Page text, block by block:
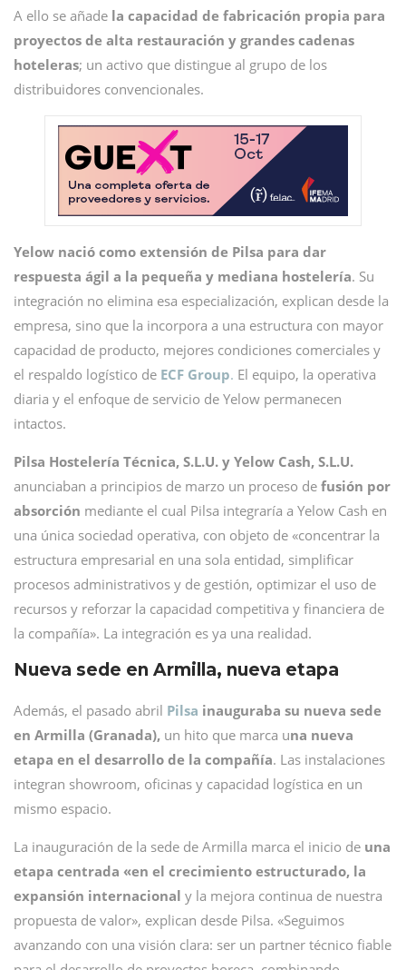
A ello se añade la capacidad de fabricación propia para
proyectos de alta restauración y grandes cadenas
hoteleras; un activo que distingue al grupo de los
distribuidores convencionales.
Yelow nació como extensión de Pilsa para dar
respuesta ágil a la pequeña y mediana hostelería. Su
integración no elimina esa especialización, explican desde la
empresa, sino que la incorpora a una estructura con mayor
capacidad de producto, mejores condiciones comerciales y
el respaldo logístico de ECF Group. El equipo, la operativa
diaria y el enfoque de servicio de Yelow permanecen
intactos.
Pilsa Hostelería Técnica, S.L.U. y Yelow Cash, S.L.U.
anunciaban a principios de marzo un proceso de fusión por
absorción mediante el cual Pilsa integraría a Yelow Cash en
una única sociedad operativa, con objeto de «concentrar la
estructura empresarial en una sola entidad, simplificar
procesos administrativos y de gestión, optimizar el uso de
recursos y reforzar la capacidad competitiva y financiera de
la compañía». La integración es ya una realidad.
Nueva sede en Armilla, nueva etapa
Además, el pasado abril Pilsa inauguraba su nueva sede
en Armilla (Granada), un hito que marca una nueva
etapa en el desarrollo de la compañía. Las instalaciones
integran showroom, oficinas y capacidad logística en un
mismo espacio.
La inauguración de la sede de Armilla marca el inicio de una
etapa centrada «en el crecimiento estructurado, la
expansión internacional y la mejora continua de nuestra
propuesta de valor», explican desde Pilsa. «Seguimos
avanzando con una visión clara: ser un partner técnico fiable